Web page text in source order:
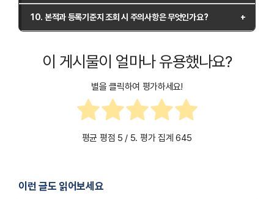
등록등본이나 초본에도 본적 정보가 포함될 수 있습니다.
아니요, 본적 및 등록기준지 정보는 본인 또는 직계 가족만 조회
10. 본적과 등록기준지 조회 시 주의사항은 무엇인가요?
인의 정보를 무단으로 조회하는 것은 법적으로 금지되어 있습
니다. 또한, 조회한 정보를 제3자와 공유할 경우 개인정보 보호
법에 따라 처벌받을 수 있으니 주의해야 합니다.
이 게시물이 얼마나 유용했나요?
별을 클릭하여 평가하세요!
평균 평점 5 / 5. 평가 집계645
이런 글도 읽어보세요